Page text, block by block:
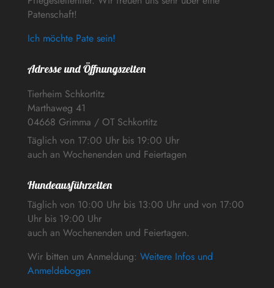
Patenschaft!
Ich möchte Pate sein!
Adresse und Öffnungszeiten
Tierheim Schkortitz
Marthaweg 41
04668 Grimma / OT Schkortitz
Täglich von 17:00 Uhr bis 19:00 Uhr
auch an Wochenenden und Feiertagen
Hundeausführzeiten
Täglich von 10:00 Uhr bis 13:00 Uhr und von 17:00
Uhr bis 19:00 Uhr
auch an Wochenenden und Feiertagen.
Wir bitten um Anmeldung: Weitere Infos und
Anmeldebogen